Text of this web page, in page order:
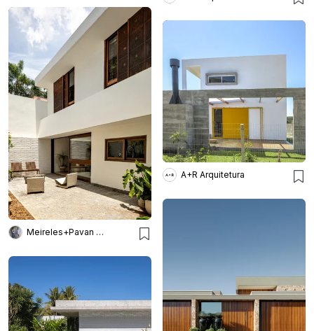
Meireles+Pavan Arquitetura
A+R Arquitetura